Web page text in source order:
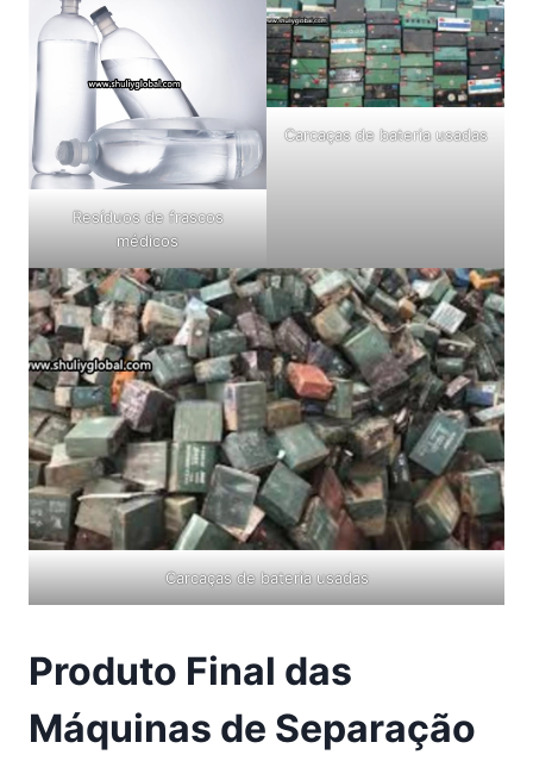
Resíduos de frascos
médicos
Carcaças de bateria usadas
Carcaças de bateria usadas
Produto Final das
Máquinas de Separação